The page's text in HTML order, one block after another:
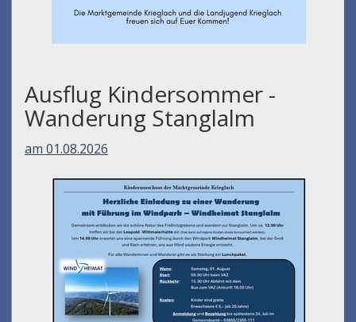
Ausflug Kindersommer -
Wanderung Stanglalm
am 01.08.2026